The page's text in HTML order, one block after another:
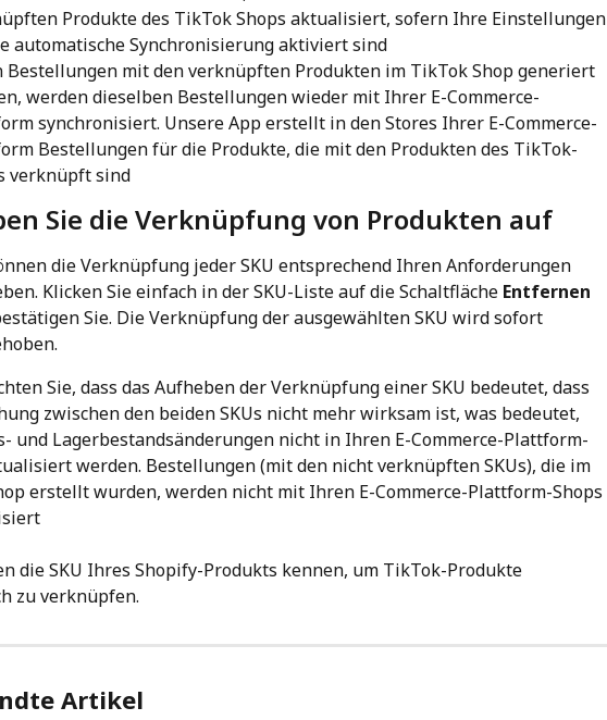
Produkte des TikTok Shops aktualisiert, sofern Ihre Einstellungen
automatische Synchronisierung aktiviert sind
Bestellungen mit den verknüpften Produkten im TikTok Shop generiert
werden dieselben Bestellungen wieder mit Ihrer E-Commerce-
synchronisiert. Unsere App erstellt in den Stores Ihrer E-Commerce-
Bestellungen für die Produkte, die mit den Produkten des TikTok-
verknüpft sind
Sie die Verknüpfung von Produkten auf
die Verknüpfung jeder SKU entsprechend Ihren Anforderungen
Klicken Sie einfach in der SKU-Liste auf die Schaltfläche Entfernen
Sie. Die Verknüpfung der ausgewählten SKU wird sofort
Sie, dass das Aufheben der Verknüpfung einer SKU bedeutet, dass
zwischen den beiden SKUs nicht mehr wirksam ist, was bedeutet,
und Lagerbestandsänderungen nicht in Ihren E-Commerce-Plattform-
werden. Bestellungen (mit den nicht verknüpften SKUs), die im
erstellt wurden, werden nicht mit Ihren E-Commerce-Plattform-Shops
die SKU Ihres Shopify-Produkts kennen, um TikTok-Produkte
zu verknüpfen.
Artikel